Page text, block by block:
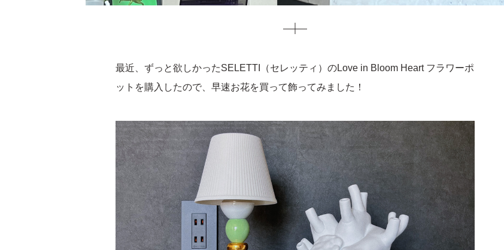
最近、ずっと欲しかったSELETTI（セレッティ）のLove in Bloom Heart フラワーポ
ットを購入したので、早速お花を買って飾ってみました！